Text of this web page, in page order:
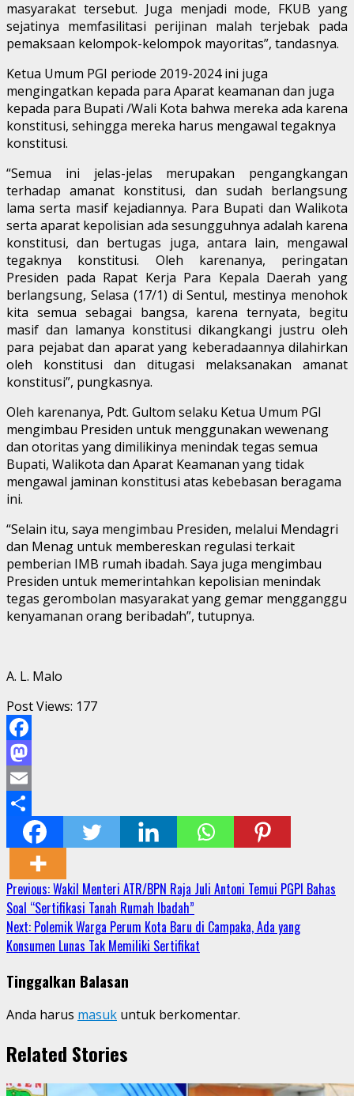
masyarakat tersebut. Juga menjadi mode, FKUB yang
sejatinya memfasilitasi perijinan malah terjebak pada
pemaksaan kelompok-kelompok mayoritas”, tandasnya.
Ketua Umum PGI periode 2019-2024 ini juga
mengingatkan kepada para Aparat keamanan dan juga
kepada para Bupati /Wali Kota bahwa mereka ada karena
konstitusi, sehingga mereka harus mengawal tegaknya
konstitusi.
“Semua ini jelas-jelas merupakan pengangkangan
terhadap amanat konstitusi, dan sudah berlangsung
lama serta masif kejadiannya. Para Bupati dan Walikota
serta aparat kepolisian ada sesungguhnya adalah karena
konstitusi, dan bertugas juga, antara lain, mengawal
tegaknya konstitusi. Oleh karenanya, peringatan
Presiden pada Rapat Kerja Para Kepala Daerah yang
berlangsung, Selasa (17/1) di Sentul, mestinya menohok
kita semua sebagai bangsa, karena ternyata, begitu
masif dan lamanya konstitusi dikangkangi justru oleh
para pejabat dan aparat yang keberadaannya dilahirkan
oleh konstitusi dan ditugasi melaksanakan amanat
konstitusi”, pungkasnya.
Oleh karenanya, Pdt. Gultom selaku Ketua Umum PGI
mengimbau Presiden untuk menggunakan wewenang
dan otoritas yang dimilikinya menindak tegas semua
Bupati, Walikota dan Aparat Keamanan yang tidak
mengawal jaminan konstitusi atas kebebasan beragama
ini.
“Selain itu, saya mengimbau Presiden, melalui Mendagri
dan Menag untuk membereskan regulasi terkait
pemberian IMB rumah ibadah. Saya juga mengimbau
Presiden untuk memerintahkan kepolisian menindak
tegas gerombolan masyarakat yang gemar mengganggu
kenyamanan orang beribadah”, tutupnya.
A. L. Malo
Post Views: 177
Facebook
Mastodon
Email
Share
Continue
Reading
Previous:Wakil Menteri ATR/BPN Raja Juli Antoni Temui PGPI Bahas
Soal “Sertifikasi Tanah Rumah Ibadah”
Next: Polemik Warga Perum Kota Baru di Campaka, Ada yang
Konsumen Lunas Tak Memiliki Sertifikat
Tinggalkan Balasan
Anda harus masuk untuk berkomentar.
Related Stories